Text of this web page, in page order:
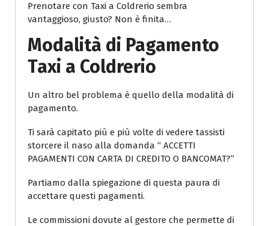
Prenotare con Taxi a Coldrerio sembra
vantaggioso, giusto? Non è finita…
Modalità di Pagamento
Taxi a Coldrerio
Un altro bel problema è quello della modalità di
pagamento.
Ti sarà capitato più e più volte di vedere tassisti
storcere il naso alla domanda “ ACCETTI
PAGAMENTI CON CARTA DI CREDITO O BANCOMAT?”
Partiamo dalla spiegazione di questa paura di
accettare questi pagamenti.
Le commissioni dovute al gestore che permette di